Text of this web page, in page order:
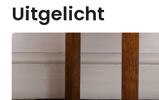
Uitgelicht